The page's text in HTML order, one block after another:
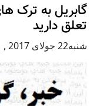
گابریل به ترک
تعلق دارید
شنبه22 جولای 2017 ,